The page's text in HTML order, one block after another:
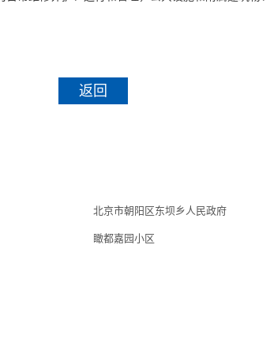
返回
北京市朝阳区东坝乡人民政府
瞰都嘉园小区